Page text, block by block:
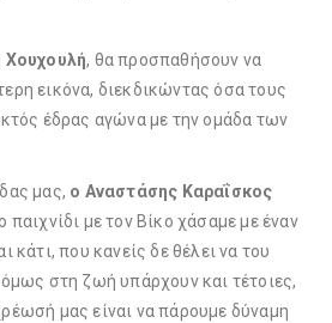
Χουχουλή, θα προσπαθήσουν να
εικόνα, διεκδικώντας όσα τους
έδρας αγώνα με την ομάδα των
μας, ο Αναστάσης Καραΐσκος
παιχνίδι με τον Βίκο χάσαμε με έναν
κάτι, που κανείς δε θέλει να του
στη ζωή υπάρχουν και τέτοιες,
μας είναι να πάρουμε δύναμη